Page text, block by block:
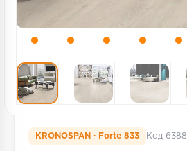
Подложка
Строительные материалы
KRONOSPAN · Forte 833 Код 6388